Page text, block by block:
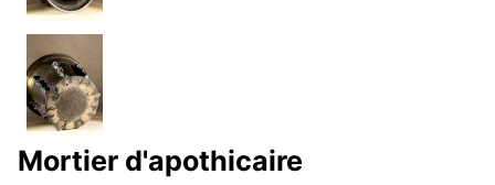
Mortier d'apothicaire